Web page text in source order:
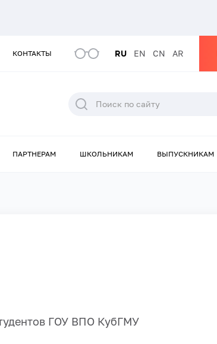
КОНТАКТЫ RU EN CN AR
ПАРТНЕРАМ ШКОЛЬНИКАМ ВЫПУСКНИКАМ
ГОУ ВПО КубГМУ